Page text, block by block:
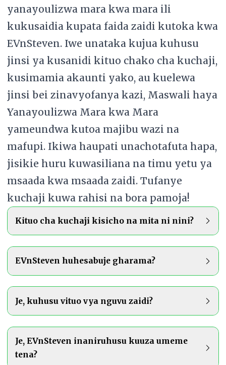
yanayoulizwa mara kwa mara ili
kukusaidia kupata faida zaidi kutoka kwa
EVnSteven. Iwe unataka kujua kuhusu
jinsi ya kusanidi kituo chako cha kuchaji,
kusimamia akaunti yako, au kuelewa
jinsi bei zinavyofanya kazi, Maswali haya
Yanayoulizwa Mara kwa Mara
yameundwa kutoa majibu wazi na
mafupi. Ikiwa haupati unachotafuta hapa,
jisikie huru kuwasiliana na timu yetu ya
msaada kwa msaada zaidi. Tufanye
kuchaji kuwa rahisi na bora pamoja!
Kituo cha kuchaji kisicho na mita ni nini?
Kituo cha kuchaji EV kisicho na mita
ni sehemu ya kuchaji ambayo haisajili
kiasi cha umeme kinachotumiwa na
kila gari. Ukosefu wa ufuatiliaji huu
unafanya iwe vigumu kujua ni kiasi
gani cha nishati kinatumika na
watumiaji binafsi, hasa wakati magari
EVnSteven huhesabuje gharama?
EVnSteven huhesabu gharama kwa
kila dakika, na kufanya iwe rahisi
kutoza watumiaji kwa muda
wanayotumia kituoni. Kama mmiliki
wa kituo, una udhibiti kamili juu ya
Je, kuhusu vituo vya nguvu zaidi?
Katika baadhi ya matukio, vituo vya
kuchaji Daraja la 2 (L2) vinaweza
kutoa nguvu zaidi kuliko EV
Je, EVnSteven inaniruhusu kuuza umeme
tena?